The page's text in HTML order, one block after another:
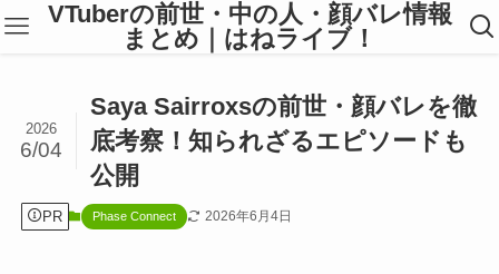
VTuberの前世・中の人・顔バレ情報
まとめ｜はねライブ！
Saya Sairroxsの前世・顔バレを徹
底考察！知られざるエピソードも
公開
2026
6/04
PR Phase Connect 2026年6月4日